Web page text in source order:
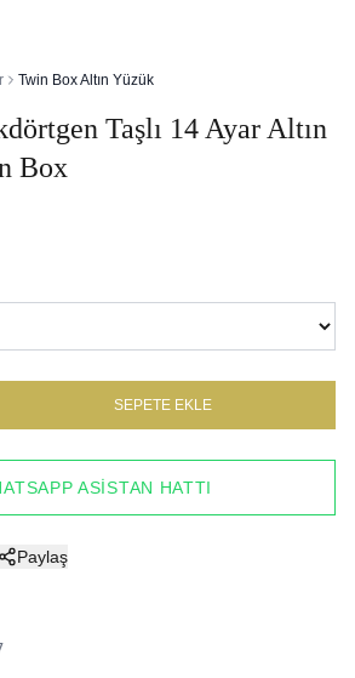
Twin Box Altın Yüzük
Taşlı 14 Ayar Altın
Box
SEPETE EKLE
ASISTAN HATTI
Paylaş